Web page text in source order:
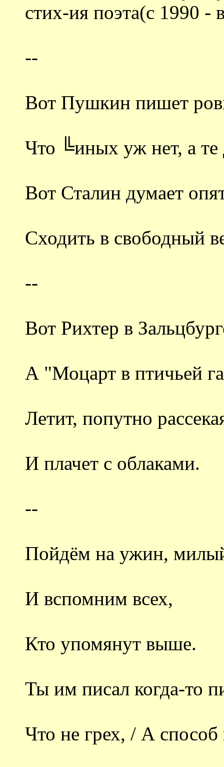
стих-ия поэта(с 1990
--
Вот Пушкин пишет
Что ╚иных уж нет, а те
Вот Сталин думает
Сходить в свободный
--
Вот Рихтер в
А "Моцарт в птичьей
Летит, попутно
И плачет с облаками.
--
Пойдём на ужин,
И вспомним всех,
Кто упомянут выше.
Ты им писал когда-то
Что не грех, / А